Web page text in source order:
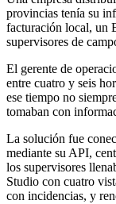
provincias tenía su
facturación local, un
supervisores de
El gerente de
entre cuatro y seis
ese tiempo no
tomaban con
La solución fue
mediante su API,
los supervisores
Studio con cuatro
con incidencias, y